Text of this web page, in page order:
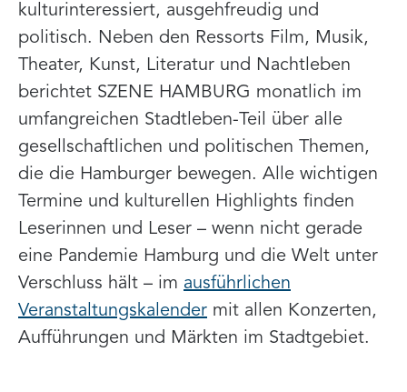
kulturinteressiert, ausgehfreudig und
politisch. Neben den Ressorts Film, Musik,
Theater, Kunst, Literatur und Nachtleben
berichtet SZENE HAMBURG monatlich im
umfangreichen Stadtleben-Teil über alle
gesellschaftlichen und politischen Themen,
die die Hamburger bewegen. Alle wichtigen
Termine und kulturellen Highlights finden
Leserinnen und Leser – wenn nicht gerade
eine Pandemie Hamburg und die Welt unter
Verschluss hält – im ausführlichen
Veranstaltungskalender mit allen Konzerten,
Aufführungen und Märkten im Stadtgebiet.